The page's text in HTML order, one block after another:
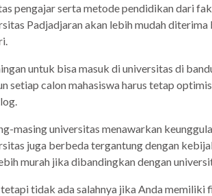
pengajar serta metode pendidikan dari
Padjadjaran akan lebih mudah
untuk bisa masuk di universitas di
setiap calon mahasiswa harus tetap
masing universitas menawarkan
juga berbeda tergantung dengan
murah jika dibandingkan dengan
tidak ada salahnya jika Anda memiliki